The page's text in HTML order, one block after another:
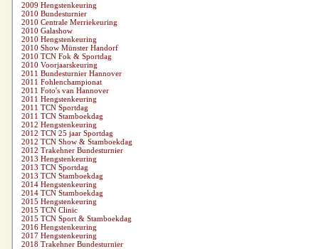
2009 Hengstenkeuring
2010 Bundesturnier
2010 Centrale Merriekeuring
2010 Galashow
2010 Hengstenkeuring
2010 Show Münster Handorf
2010 TCN Fok & Sportdag
2010 Voorjaarskeuring
2011 Bundesturnier Hannover
2011 Fohlenchampionat
2011 Foto's van Hannover
2011 Hengstenkeuring
2011 TCN Sportdag
2011 TCN Stamboekdag
2012 Hengstenkeuring
2012 TCN 25 jaar Sportdag
2012 TCN Show & Stamboekdag
2012 Trakehner Bundesturnier
2013 Hengstenkeuring
2013 TCN Sportdag
2013 TCN Stamboekdag
2014 Hengstenkeuring
2014 TCN Stamboekdag
2015 Hengstenkeuring
2015 TCN Clinic
2015 TCN Sport & Stamboekdag
2016 Hengstenkeuring
2017 Hengstenkeuring
2018 Trakehner Bundesturnier